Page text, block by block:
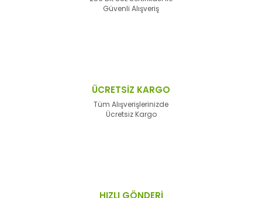
Güvenli Alışveriş
ÜCRETSİZ KARGO
Tüm Alışverişlerinizde
Ücretsiz Kargo
HIZLI GÖNDERİ